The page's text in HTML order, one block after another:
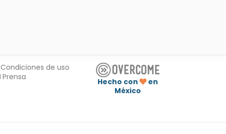
Condiciones de uso
Prensa
Hecho con
en
México